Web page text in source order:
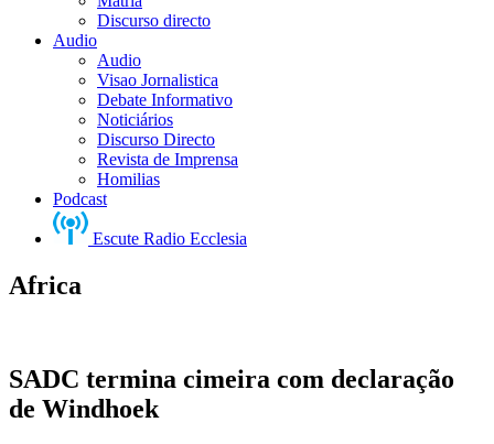
Discurso directo
Audio
Audio
Visao Jornalistica
Debate Informativo
Noticiários
Discurso Directo
Revista de Imprensa
Homilias
Podcast
Escute Radio Ecclesia
Africa
SADC termina cimeira com declaração
de Windhoek